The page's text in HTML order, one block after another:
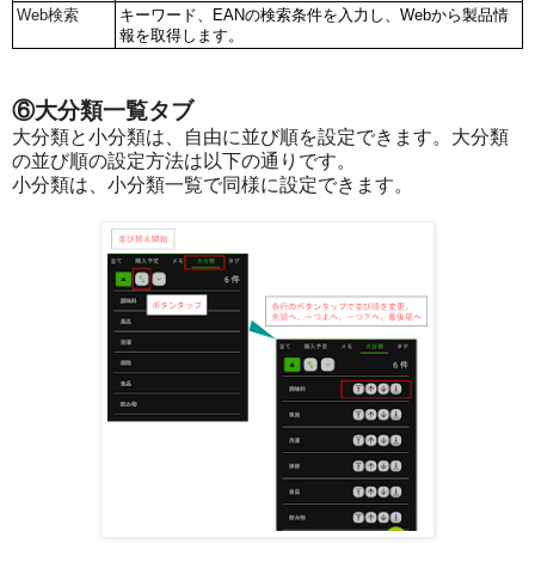
Web検索
キーワード、EANの検索条件を入力し、Webから製品情
報を取得します。
⑥大分類一覧タブ
大分類と小分類は、自由に並び順を設定できます。大分類
の並び順の設定方法は以下の通りです。
小分類は、小分類一覧で同様に設定できます。